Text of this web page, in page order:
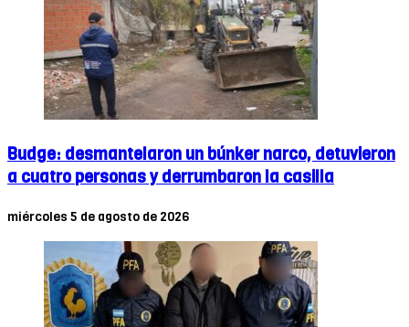
Budge: desmantelaron un búnker narco, detuvieron
a cuatro personas y derrumbaron la casilla
miércoles 5 de agosto de 2026